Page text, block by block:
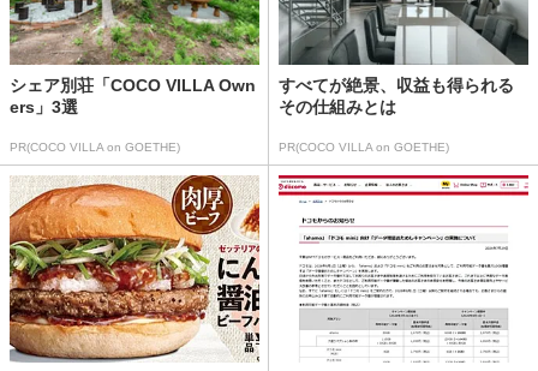
シェア別荘「COCO VILLA Own
ers」3選
PR(COCO VILLA on GOETHE)
すべてが絶景、収益も得られる
その仕組みとは
PR(COCO VILLA on GOETHE)